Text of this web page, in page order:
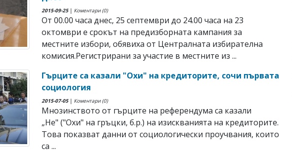
2015-09-25| Коментари (0)
От 00.00 часа днес, 25 септември до 24.00 часа на 23
октомври е срокът на предизборната кампания за
местните избори, обявиха от Централната избирателна
комисия.Регистрирани за участие в местните из ...
Гърците са казали "Охи" на кредиторите, сочи първата
социология
2015-07-05| Коментари (0)
Мнозинството от гърците на референдума са казали
„Не" ("Охи" на гръцки, б.р.) на изискванията на кредиторите.
Това показват данни от социологически проучвания, които
са ...